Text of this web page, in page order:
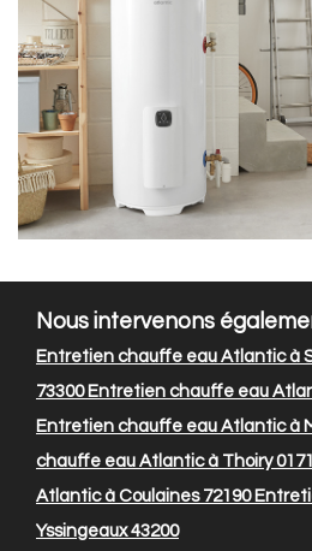
Nous intervenons
Entretien chauffe eau Atlantic à
73300Entretien chauffe eau
Entretien chauffe eau Atlantic à
chauffe eau Atlantic à Thoiry
Atlantic à Coulaines 72190
Yssingeaux 43200